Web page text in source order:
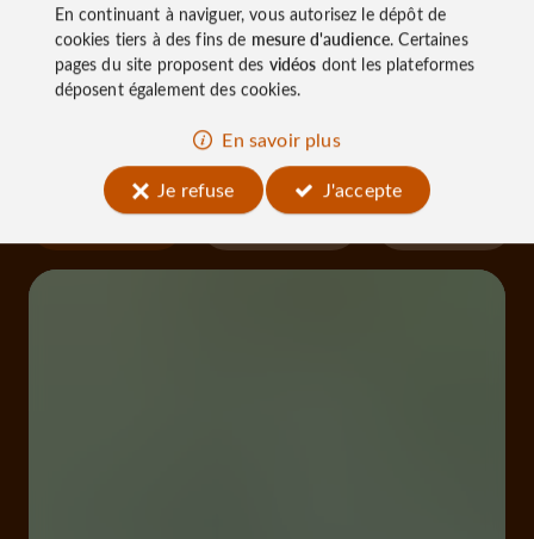
À découvrir
aux
alentours
Découvrir S'informer
En continuant à naviguer, vous autorisez le dépôt de
cookies tiers à des fins de mesure d'audience. Certaines
pages du site proposent des vidéos dont les plateformes
déposent également des cookies.
En savoir plus
Je refuse
J'accepte